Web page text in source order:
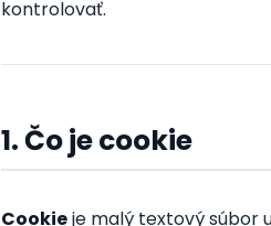
kontrolovať.
1. Čo je cookie
Cookieje malý textový súbor